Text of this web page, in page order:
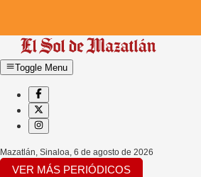
Toggle Menu
Mazatlán, Sinaloa, 6 de agosto de 2026
VER MÁS PERIÓDICOS